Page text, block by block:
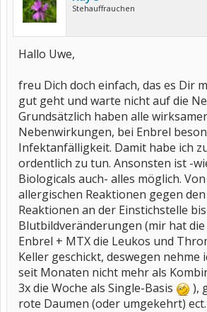
Stehauffrauchen
Hallo Uwe,
freu Dich doch einfach, das es Dir
gut geht und warte nicht auf die
Grundsätzlich haben alle
Nebenwirkungen, bei Enbrel
Infektanfälligkeit. Damit habe ich
ordentlich zu tun. Ansonsten ist -
Biologicals auch- alles möglich.
allergischen Reaktionen gegen
Reaktionen an der Einstichstelle
Blutbildveränderungen (mir hat
Enbrel + MTX die Leukos und
Keller geschickt, deswegen nehme
seit Monaten nicht mehr als
3x die Woche als Single-Basis
),
rote Daumen (oder umgekehrt) ect.